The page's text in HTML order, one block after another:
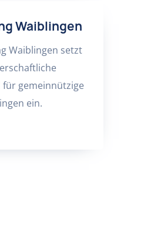
Waiblingen
Waiblingen setzt
für gemeinnützige
ein.